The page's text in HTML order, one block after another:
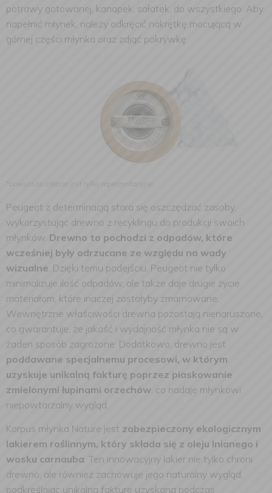
potrawy gotowanej, kanapek, sałatek, do wszystkiego. Aby
napełnić młynek, należy odkręcić nakrętkę mocującą w
górnej części młynka oraz zdjąć pokrywkę.
*powyższe zdjęcie jest tylko reprezentacyjne.
Peugeot z determinacją stara się oszczędzać zasoby,
wykorzystując drewno z recyklingu do produkcji swoich
młynków. Drewno to pochodzi z odpadów, które
wcześniej były odrzucane ze względu na wady
wizualne. Dzięki temu podejściu, Peugeot nie tylko
minimalizuje ilość odpadów, ale także daje drugie życie
materiałom, które inaczej zostałyby zmarnowane.
Wewnętrzne właściwości drewna pozostają nienaruszone,
co gwarantuje, że jakość i wydajność młynka nie są w
żaden sposób zagrożone. Dodatkowo, drewno jest
poddawane specjalnemu procesowi, w którym
uzyskuje unikalną fakturę poprzez piaskowanie
zmielonymi łupinami orzechów, co nadaje młynkowi
niepowtarzalny wygląd.
Korpus młynka Nature jest zabezpieczony ekologicznym
lakierem roślinnym, który składa się z oleju lnianego i
wosku carnauba. Ten innowacyjny lakier nie tylko chroni
drewno, ale również zachowuje jego naturalny wygląd,
podkreślając unikalną fakturę uzyskaną podczas